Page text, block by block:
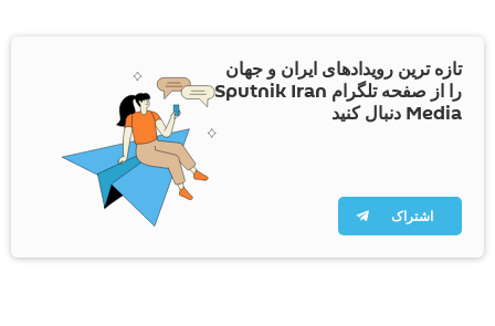
تازه ترین رویدادهای ایران و جهان
را از صفحه تلگرام Sputnik Iran
Media دنبال کنید
اشتراک